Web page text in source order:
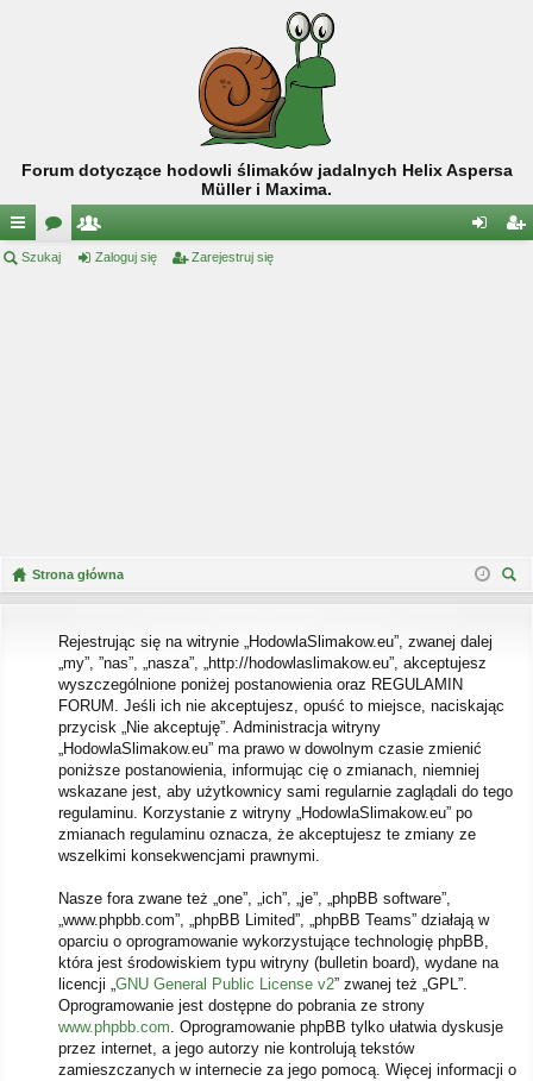
Forum dotyczące hodowli ślimaków jadalnych Helix Aspersa
Müller i Maxima.
ię or ży
Szukaj Zaloguj się Zarejestruj się
Strona główna
Rejestrując się na witrynie „HodowlaSlimakow.eu”, zwanej dalej
„my”, ”nas”, „nasza”, „http://hodowlaslimakow.eu”, akceptujesz
wyszczególnione poniżej postanowienia oraz REGULAMIN
FORUM. Jeśli ich nie akceptujesz, opuść to miejsce, naciskając
przycisk „Nie akceptuję”. Administracja witryny
„HodowlaSlimakow.eu” ma prawo w dowolnym czasie zmienić
poniższe postanowienia, informując cię o zmianach, niemniej
wskazane jest, aby użytkownicy sami regularnie zaglądali do tego
regulaminu. Korzystanie z witryny „HodowlaSlimakow.eu” po
zmianach regulaminu oznacza, że akceptujesz te zmiany ze
wszelkimi konsekwencjami prawnymi.
Nasze fora zwane też „one”, „ich”, „je”, „phpBB software”,
„www.phpbb.com”, „phpBB Limited”, „phpBB Teams” działają w
oparciu o oprogramowanie wykorzystujące technologię phpBB,
która jest środowiskiem typu witryny (bulletin board), wydane na
licencji „GNU General Public License v2” zwanej też „GPL”.
Oprogramowanie jest dostępne do pobrania ze strony
www.phpbb.com. Oprogramowanie phpBB tylko ułatwia dyskusje
przez internet, a jego autorzy nie kontrolują tekstów
zamieszczanych w internecie za jego pomocą. Więcej informacji o